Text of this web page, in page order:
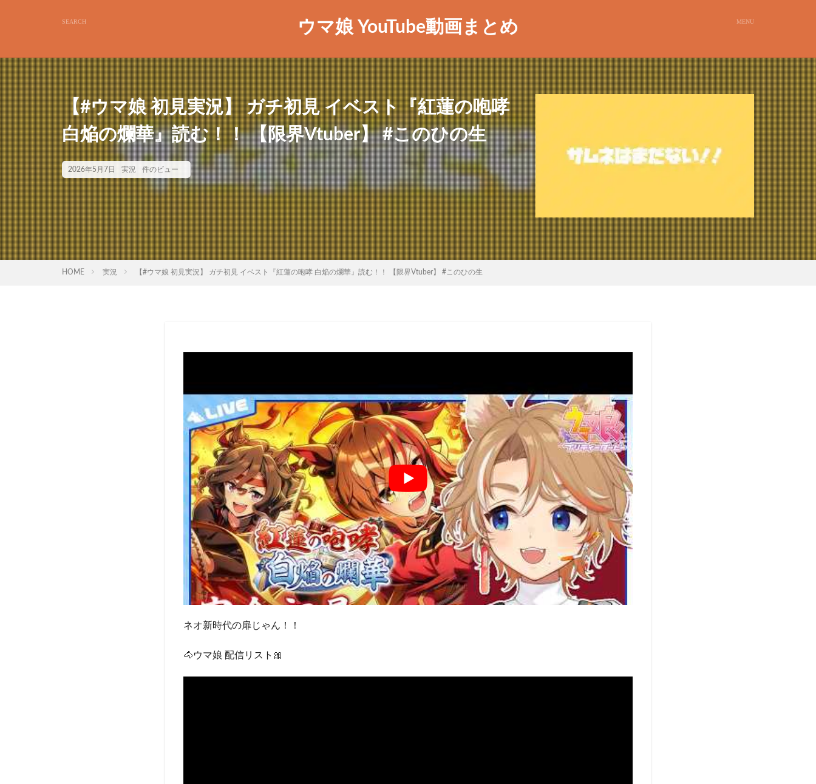
ウマ娘 YouTube動画まとめ
【#ウマ娘 初見実況】 ガチ初見 イベスト『紅蓮の咆哮
白焔の爛華』読む！！ 【限界Vtuber】 #このひの生
2026年5月7日 実況 件のビュー
HOME 実況 【#ウマ娘 初見実況】 ガチ初見 イベスト『紅蓮の咆哮 白焔の爛華』読む！！ 【限界Vtuber】 #このひの生
ネオ新時代の扉じゃん！！
🐴ウマ娘 配信リスト🎀